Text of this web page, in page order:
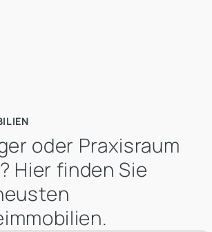
oder Praxisraum
Hier finden Sie